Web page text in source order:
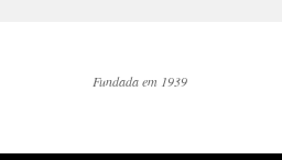
Fundada em 1939